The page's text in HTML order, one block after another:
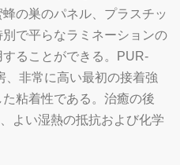
の巣のパネル、プラスチッ
で平らなラミネーションの
ることができる。PUR-
、非常に高い最初の接着強
粘着性である。治癒の後
よい湿熱の抵抗および化学